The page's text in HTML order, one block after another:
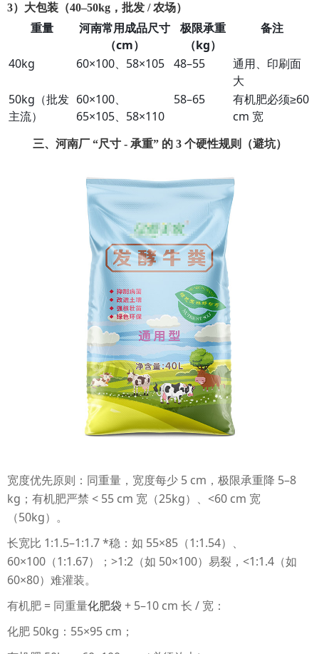
3）大包装（40–50kg，批发 / 农场）
重量
河南常用成品尺寸
（cm）
极限承重
（kg）
备注
40kg 60×100、58×105 48–55
通用、印刷面
大
50kg（批发
主流）
60×100、
65×105、58×110
58–65
有机肥必须≥60
cm 宽
三、河南厂 “尺寸 - 承重” 的 3 个硬性规则（避坑）
宽度优先原则：同重量，宽度每少 5 cm，极限承重降 5–8
kg；有机肥严禁 < 55 cm 宽（25kg）、<60 cm 宽
（50kg）。
长宽比 1:1.5–1:1.7 *稳：如 55×85（1:1.54）、
60×100（1:1.67）；>1:2（如 50×100）易裂，<1:1.4（如
60×80）难灌装。
有机肥 = 同重量化肥袋 + 5–10 cm 长 / 宽：
化肥 50kg：55×95 cm；